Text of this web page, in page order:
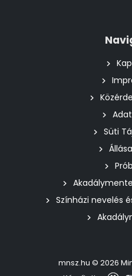
Süti
Színházi nevelés
mnsz.hu © 2026